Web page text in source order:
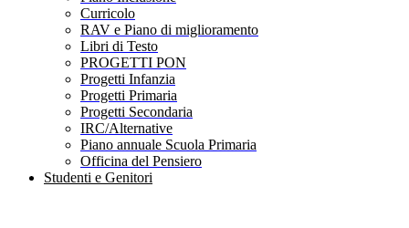
Curricolo
RAV e Piano di miglioramento
Libri di Testo
PROGETTI PON
Progetti Infanzia
Progetti Primaria
Progetti Secondaria
IRC/Alternative
Piano annuale Scuola Primaria
Officina del Pensiero
Studenti e Genitori